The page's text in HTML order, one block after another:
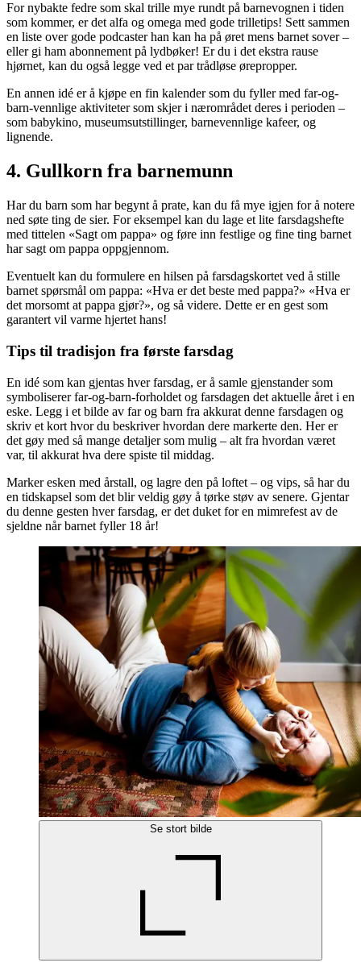
For nybakte fedre som skal trille mye rundt på barnevognen i tiden
som kommer, er det alfa og omega med gode trilletips! Sett sammen
en liste over gode podcaster han kan ha på øret mens barnet sover –
eller gi ham abonnement på lydbøker! Er du i det ekstra rause
hjørnet, kan du også legge ved et par trådløse ørepropper.
En annen idé er å kjøpe en fin kalender som du fyller med far-og-
barn-vennlige aktiviteter som skjer i nærområdet deres i perioden –
som babykino, museumsutstillinger, barnevennlige kafeer, og
lignende.
4. Gullkorn fra barnemunn
Har du barn som har begynt å prate, kan du få mye igjen for å notere
ned søte ting de sier. For eksempel kan du lage et lite farsdagshefte
med tittelen «Sagt om pappa» og føre inn festlige og fine ting barnet
har sagt om pappa oppgjennom.
Eventuelt kan du formulere en hilsen på farsdagskortet ved å stille
barnet spørsmål om pappa: «Hva er det beste med pappa?» «Hva er
det morsomt at pappa gjør?», og så videre. Dette er en gest som
garantert vil varme hjertet hans!
Tips til tradisjon fra første farsdag
En idé som kan gjentas hver farsdag, er å samle gjenstander som
symboliserer far-og-barn-forholdet og farsdagen det aktuelle året i en
eske. Legg i et bilde av far og barn fra akkurat denne farsdagen og
skriv et kort hvor du beskriver hvordan dere markerte den. Her er
det gøy med så mange detaljer som mulig – alt fra hvordan været
var, til akkurat hva dere spiste til middag.
Marker esken med årstall, og lagre den på loftet – og vips, så har du
en tidskapsel som det blir veldig gøy å tørke støv av senere. Gjentar
du denne gesten hver farsdag, er det duket for en mimrefest av de
sjeldne når barnet fyller 18 år!
Se stort bilde